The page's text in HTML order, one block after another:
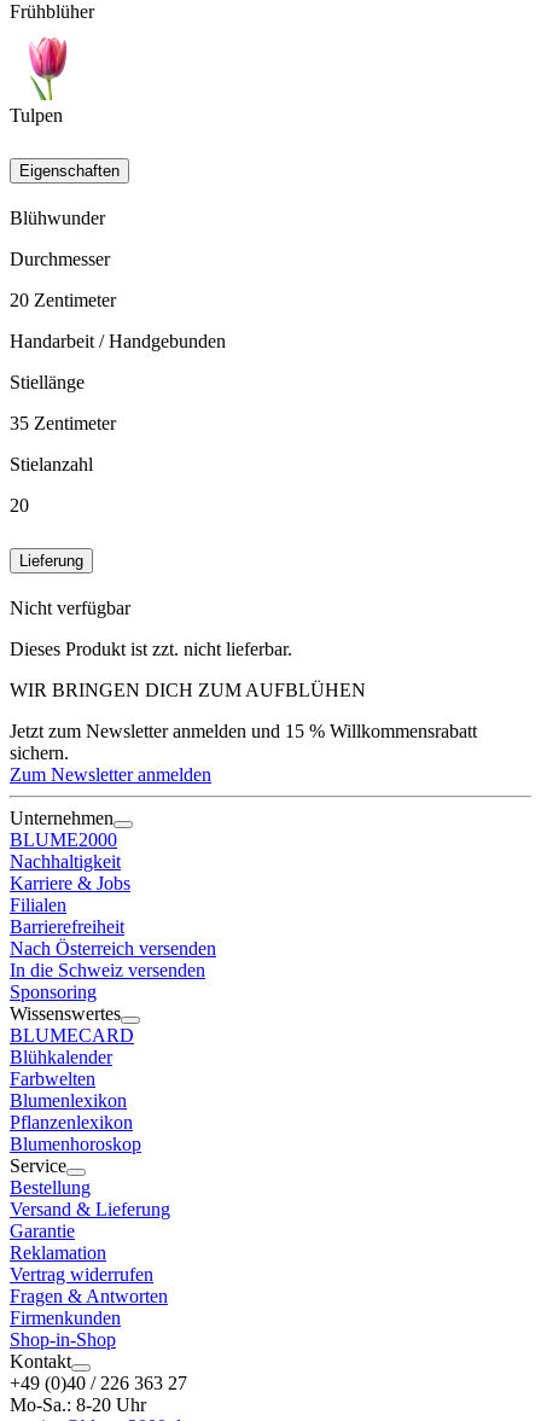
Frühblüher
Tulpen
Eigenschaften
Blühwunder
Durchmesser
20 Zentimeter
Handarbeit / Handgebunden
Stiellänge
35 Zentimeter
Stielanzahl
20
Lieferung
Nicht verfügbar
Dieses Produkt ist zzt. nicht lieferbar.
WIR BRINGEN DICH ZUM AUFBLÜHEN
Jetzt zum Newsletter anmelden und 15 % Willkommensrabatt
sichern.
Zum Newsletter anmelden
Unternehmen
BLUME2000
Nachhaltigkeit
Karriere & Jobs
Filialen
Barrierefreiheit
Nach Österreich versenden
In die Schweiz versenden
Sponsoring
Wissenswertes
BLUMECARD
Blühkalender
Farbwelten
Blumenlexikon
Pflanzenlexikon
Blumenhoroskop
Service
Bestellung
Versand & Lieferung
Garantie
Reklamation
Vertrag widerrufen
Fragen & Antworten
Firmenkunden
Shop-in-Shop
Kontakt
+49 (0)40 / 226 363 27
Mo-Sa.: 8-20 Uhr